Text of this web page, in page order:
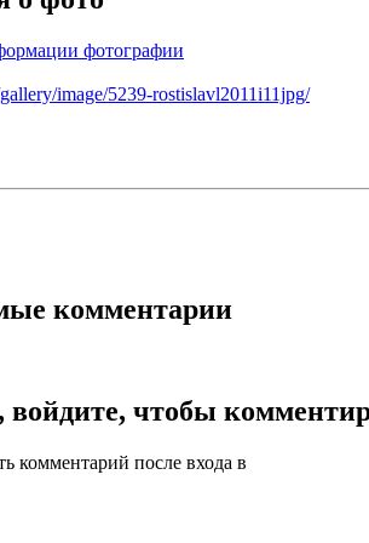
фотографии
image/5239-rostislavl2011i11jpg/
комментарии
войдите, чтобы
комментарий после входа в